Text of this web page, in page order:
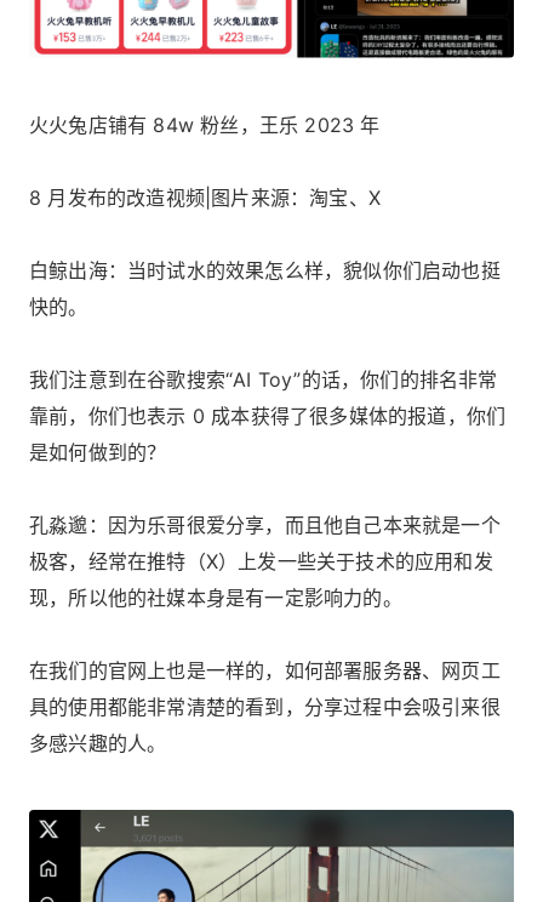
火火兔店铺有 84w 粉丝，王乐 2023 年
8 月发布的改造视频|图片来源：淘宝、X
白鲸出海：当时试水的效果怎么样，貌似你们启动也挺
快的。
我们注意到在谷歌搜索“AI Toy”的话，你们的排名非常
靠前，你们也表示 0 成本获得了很多媒体的报道，你们
是如何做到的？
孔淼邈：因为乐哥很爱分享，而且他自己本来就是一个
极客，经常在推特（X）上发一些关于技术的应用和发
现，所以他的社媒本身是有一定影响力的。
在我们的官网上也是一样的，如何部署服务器、网页工
具的使用都能非常清楚的看到，分享过程中会吸引来很
多感兴趣的人。